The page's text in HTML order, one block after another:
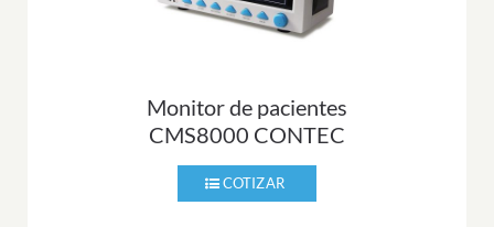
Monitor de pacientes
CMS8000 CONTEC